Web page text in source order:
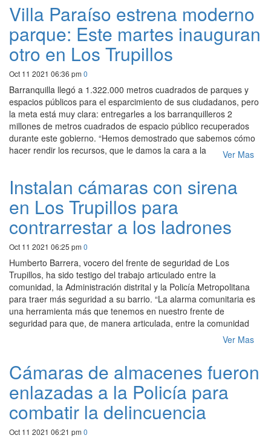
Villa Paraíso estrena moderno
parque: Este martes inauguran
otro en Los Trupillos
Oct 11 2021 06:36 pm 0
Barranquilla llegó a 1.322.000 metros cuadrados de parques y
espacios públicos para el esparcimiento de sus ciudadanos, pero
la meta está muy clara: entregarles a los barranquilleros 2
millones de metros cuadrados de espacio público recuperados
durante este gobierno. “Hemos demostrado que sabemos cómo
hacer rendir los recursos, que le damos la cara a la
Ver Mas
Instalan cámaras con sirena
en Los Trupillos para
contrarrestar a los ladrones
Oct 11 2021 06:25 pm 0
Humberto Barrera, vocero del frente de seguridad de Los
Trupillos, ha sido testigo del trabajo articulado entre la
comunidad, la Administración distrital y la Policía Metropolitana
para traer más seguridad a su barrio. “La alarma comunitaria es
una herramienta más que tenemos en nuestro frente de
seguridad para que, de manera articulada, entre la comunidad
Ver Mas
Cámaras de almacenes fueron
enlazadas a la Policía para
combatir la delincuencia
Oct 11 2021 06:21 pm 0